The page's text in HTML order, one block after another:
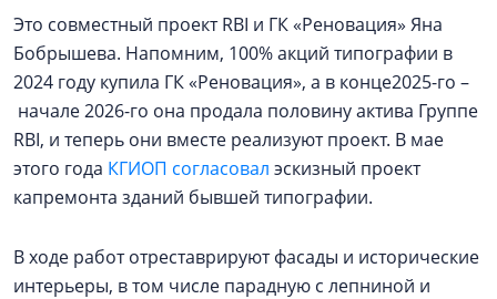
Это совместный проект RBI и ГК «Реновация» Яна
Бобрышева. Напомним, 100% акций типографии в
2024 году купила ГК «Реновация», а в конце2025-го –
начале 2026-го она продала половину актива Группе
RBI, и теперь они вместе реализуют проект. В мае
этого года КГИОП согласовал эскизный проект
капремонта зданий бывшей типографии.
В ходе работ отреставрируют фасады и исторические
интерьеры, в том числе парадную с лепниной и